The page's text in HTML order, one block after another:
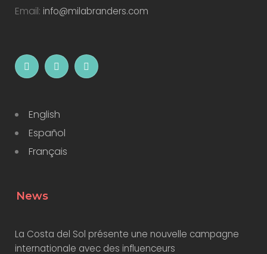
Email: info@milabranders.com
English
Español
Français
News
La Costa del Sol présente une nouvelle campagne
internationale avec des influenceurs